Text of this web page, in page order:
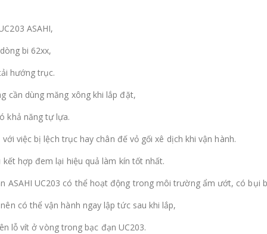
ASAHI,
bi 62xx,
hướng trục.
cần dùng măng xông khi lắp đặt,
khả năng tự lựa.
việc bị lệch trục hay chân đế vỏ gối xê dịch khi vận hành.
hợp đem lại hiệu quả làm kín tốt nhất.
ASAHI UC203 có thể hoạt động trong môi trường ẩm ướt, có bụi
có thể vận hành ngay lập tức sau khi lắp,
lỗ vít ở vòng trong bạc đạn UC203.